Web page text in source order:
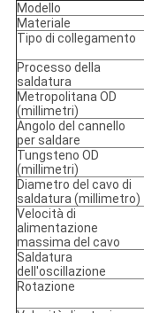
Modello
Materiale
Tipo di collegamento
Processo della
saldatura
Metropolitana OD
(millimetri)
Angolo del cannello
per saldare
Tungsteno OD
(millimetri)
Diametro del cavo di
saldatura (millimetro)
Velocità di
alimentazione
massima del cavo
Saldatura
dell'oscillazione
Rotazione